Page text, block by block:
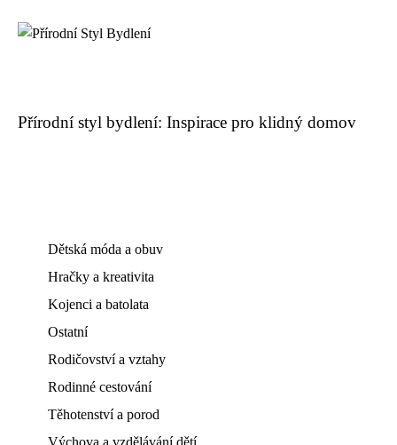
Přírodní styl bydlení: Inspirace pro klidný domov
Dětská móda a obuv
Hračky a kreativita
Kojenci a batolata
Ostatní
Rodičovství a vztahy
Rodinné cestování
Těhotenství a porod
Výchova a vzdělávání dětí